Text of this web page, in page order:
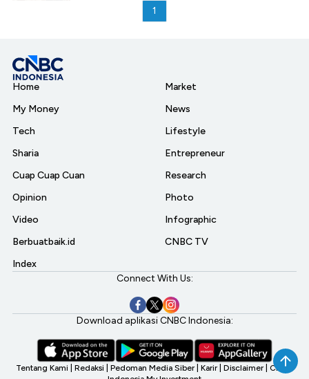
1
Home
My Money
Tech
Sharia
Cuap Cuap Cuan
Opinion
Video
Berbuatbaik.id
Index
Market
News
Lifestyle
Entrepreneur
Research
Photo
Infographic
CNBC TV
Connect With Us:
Download aplikasi CNBC Indonesia:
Tentang Kami Redaksi Pedoman Media Siber Karir Disclaimer CNBC